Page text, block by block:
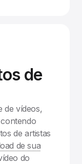
de
de vídeos,
de artistas
de sua
do